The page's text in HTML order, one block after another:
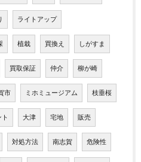
ライトアップ
植栽 買換え しがすま
買取保証 仲介 柳が崎
市 ミホミュージアム 枝垂桜
大津 宅地 販売
対処方法 南志賀 危険性